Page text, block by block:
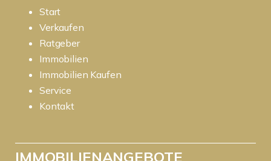
Start
Verkaufen
Ratgeber
Immobilien
Immobilien Kaufen
Service
Kontakt
IMMOBILIENANGEBOTE